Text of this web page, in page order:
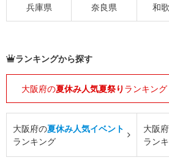
兵庫県 奈良県 和
ランキングから探す
大阪府の夏休み人気夏祭り ランキング
大阪府の夏休み人気イベント
ランキング
大阪
ラン